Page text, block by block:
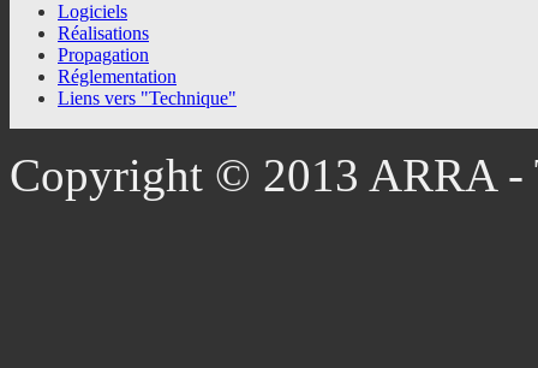
Logiciels
Réalisations
Propagation
Réglementation
Liens vers "Technique"
Copyright © 2013 ARRA -